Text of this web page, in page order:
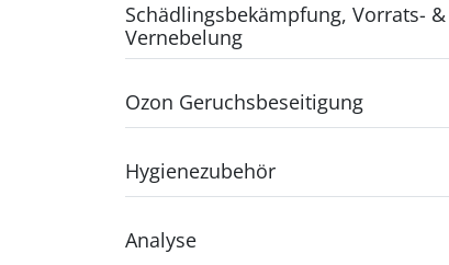
Schädlingsbekämpfung, Vorrats-
Vernebelung
Ozon Geruchsbeseitigung
Hygienezubehör
Analyse